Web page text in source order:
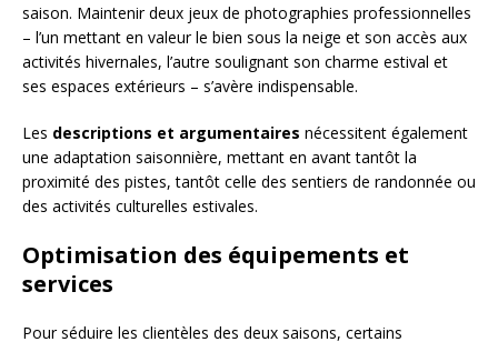
saison. Maintenir deux jeux de photographies professionnelles
– l’un mettant en valeur le bien sous la neige et son accès aux
activités hivernales, l’autre soulignant son charme estival et
ses espaces extérieurs – s’avère indispensable.
Les descriptions et argumentaires nécessitent également
une adaptation saisonnière, mettant en avant tantôt la
proximité des pistes, tantôt celle des sentiers de randonnée ou
des activités culturelles estivales.
Optimisation des équipements et
services
Pour séduire les clientèles des deux saisons, certains